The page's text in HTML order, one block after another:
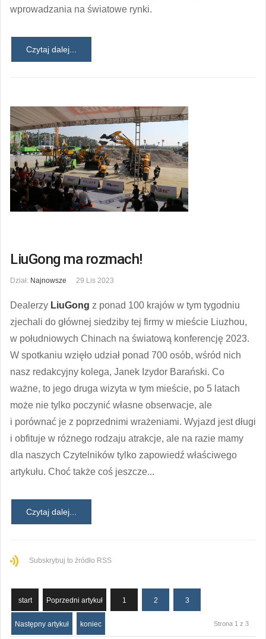
wprowadzania na światowe rynki.
Czytaj dalej...
LiuGong ma rozmach!
Dział: Najnowsze 29 Lis 2023
Dealerzy LiuGong z ponad 100 krajów w tym tygodniu
zjechali do głównej siedziby tej firmy w mieście Liuzhou,
w południowych Chinach na światową konferencję 2023.
W spotkaniu wzięło udział ponad 700 osób, wśród nich
nasz redakcyjny kolega, Janek Izydor Barański. Co
ważne, to jego druga wizyta w tym mieście, po 5 latach
może nie tylko poczynić własne obserwacje, ale
i porównać je z poprzednimi wrażeniami. Wyjazd jest długi
i obfituje w różnego rodzaju atrakcje, ale na razie mamy
dla naszych Czytelników tylko zapowiedź właściwego
artykułu. Choć także coś jeszcze...
Czytaj dalej...
Subskrybuj to źródło RSS
start Poprzedni artykuł 1 2 3
Następny artykuł koniec Strona 1 z 3